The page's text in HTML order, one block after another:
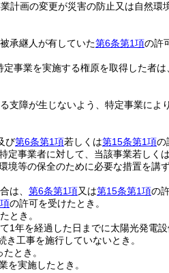
計画の変更が災害の防止又は自然
承継人が有していた第6条第1項の許
事業を実施する権原を取得した者
支障が生じないよう、特定事業によ
び第6条第1項若しくは第15条第1項の
定事業者に対して、当該事業若しく
等の保全のために必要な措置を講
は、 第6条第1項又は第15条第1項の
の許可を受けたとき。
とき。
1年を経過した日までに太陽光発電
工事を施行していないとき。
とき。
を実施したとき。